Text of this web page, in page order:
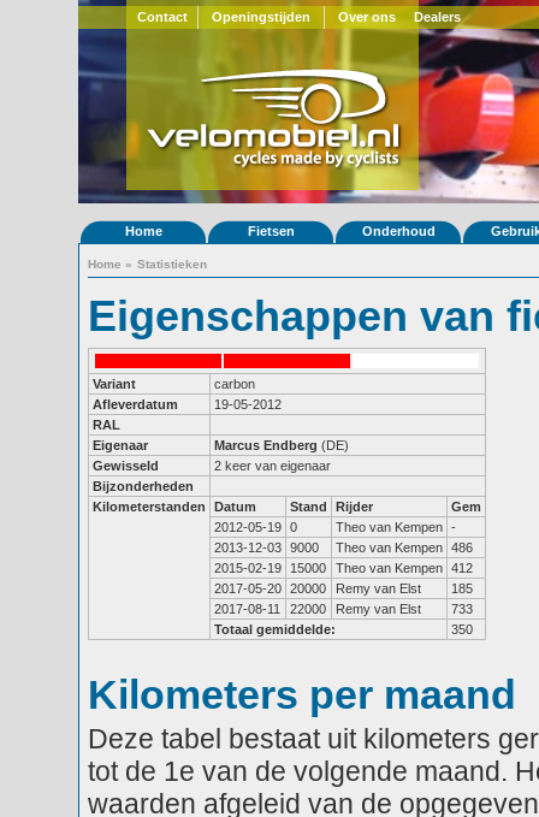
Contact Openingstijden Over ons Dealers
Home Fietsen Onderhoud
Home » Statistieken
Eigenschappen van
Variant
carbon
Afleverdatum
19-05-2012
RAL
Eigenaar
Marcus Endberg (DE)
Gewisseld
2 keer van eigenaar
Bijzonderheden
Kilometerstanden
Datum Stand Rijder
Gem
2012-05-19 0 Theo van Kempen -
2013-12-03 9000 Theo van Kempen 486
2015-02-19
15000 Theo van Kempen 412
2017-05-20 20000 Remy van Elst
185
2017-08-11
22000 Remy van Elst
733
Totaal gemiddelde:
350
Kilometers per maand
Deze tabel bestaat uit kilometers
tot de 1e van de volgende maand.
waarden afgeleid van de